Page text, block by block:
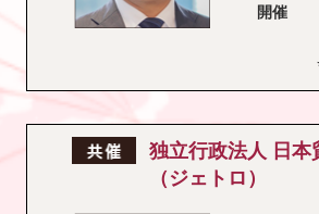
開催
独立行政法人 日本
（ジェトロ）